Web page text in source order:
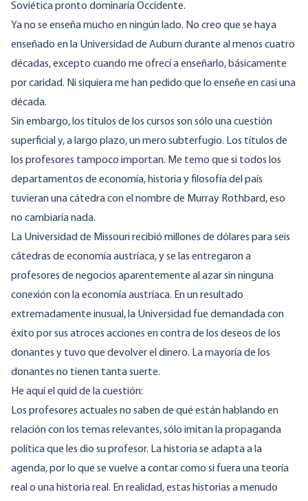
Soviética pronto dominaría Occidente.
Ya no se enseña mucho en ningún lado. No creo que se haya
enseñado en la Universidad de Auburn durante al menos cuatro
décadas, excepto cuando me ofrecí a enseñarlo, básicamente
por caridad. Ni siquiera me han pedido que lo enseñe en casi una
década.
Sin embargo, los títulos de los cursos son sólo una cuestión
superficial y, a largo plazo, un mero subterfugio. Los títulos de
los profesores tampoco importan. Me temo que si todos los
departamentos de economía, historia y filosofía del país
tuvieran una cátedra con el nombre de Murray Rothbard, eso
no cambiaría nada.
La Universidad de Missouri recibió millones de dólares para seis
cátedras de economía austríaca, y se las entregaron a
profesores de negocios aparentemente al azar sin ninguna
conexión con la economía austríaca. En un resultado
extremadamente inusual, la Universidad fue demandada con
éxito por sus atroces acciones en contra de los deseos de los
donantes y tuvo que devolver el dinero. La mayoría de los
donantes no tienen tanta suerte.
He aquí el quid de la cuestión:
Los profesores actuales no saben de qué están hablando en
relación con los temas relevantes, sólo imitan la propaganda
política que les dio su profesor. La historia se adapta a la
agenda, por lo que se vuelve a contar como si fuera una teoría
real o una historia real. En realidad, estas historias a menudo